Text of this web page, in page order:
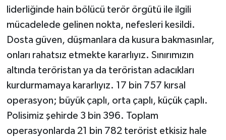
liderliğinde hain bölücü terör örgütü ile ilgili
mücadelede gelinen nokta, nefesleri kesildi.
Dosta güven, düşmanlara da kusura bakmasınlar,
onları rahatsız etmekte kararlıyız. Sınırımızın
altında teröristan ya da teröristan adacıkları
kurdurmamaya kararlıyız. 17 bin 757 kırsal
operasyon; büyük çaplı, orta çaplı, küçük çaplı.
Polisimiz şehirde 3 bin 396. Toplam
operasyonlarda 21 bin 782 terörist etkisiz hale